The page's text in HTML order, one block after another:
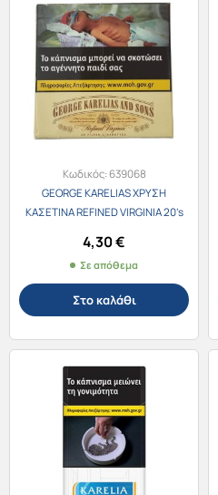
Κωδικός:639068
GEORGE KARELIAS ΧΡΥΣΗ
ΚΑΣΕΤΙΝΑ REFINED VIRGINIA 20’s
4,30€
Σε απόθεμα
Στο καλάθι